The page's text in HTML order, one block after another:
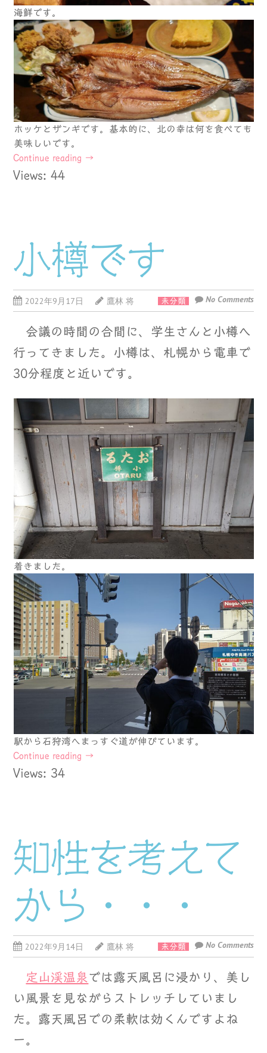
海鮮です。
ホッケとザンギです。基本的に、北の幸は何を食べても
美味しいです。
Continue reading →
Views: 44
小樽です
2022年9月17日 鷹林 将 未分類 No Comments
会議の時間の合間に、学生さんと小樽へ
行ってきました。小樽は、札幌から電車で
30分程度と近いです。
着きました。
駅から石狩湾へまっすぐ道が伸びています。
Continue reading →
Views: 34
知性を考えて
から・・・
2022年9月14日 鷹林 将 未分類 No Comments
定山渓温泉 では露天風呂に浸かり、美し
い風景を見ながらストレッチしていまし
た。露天風呂での柔軟は効くんですよね
ー。